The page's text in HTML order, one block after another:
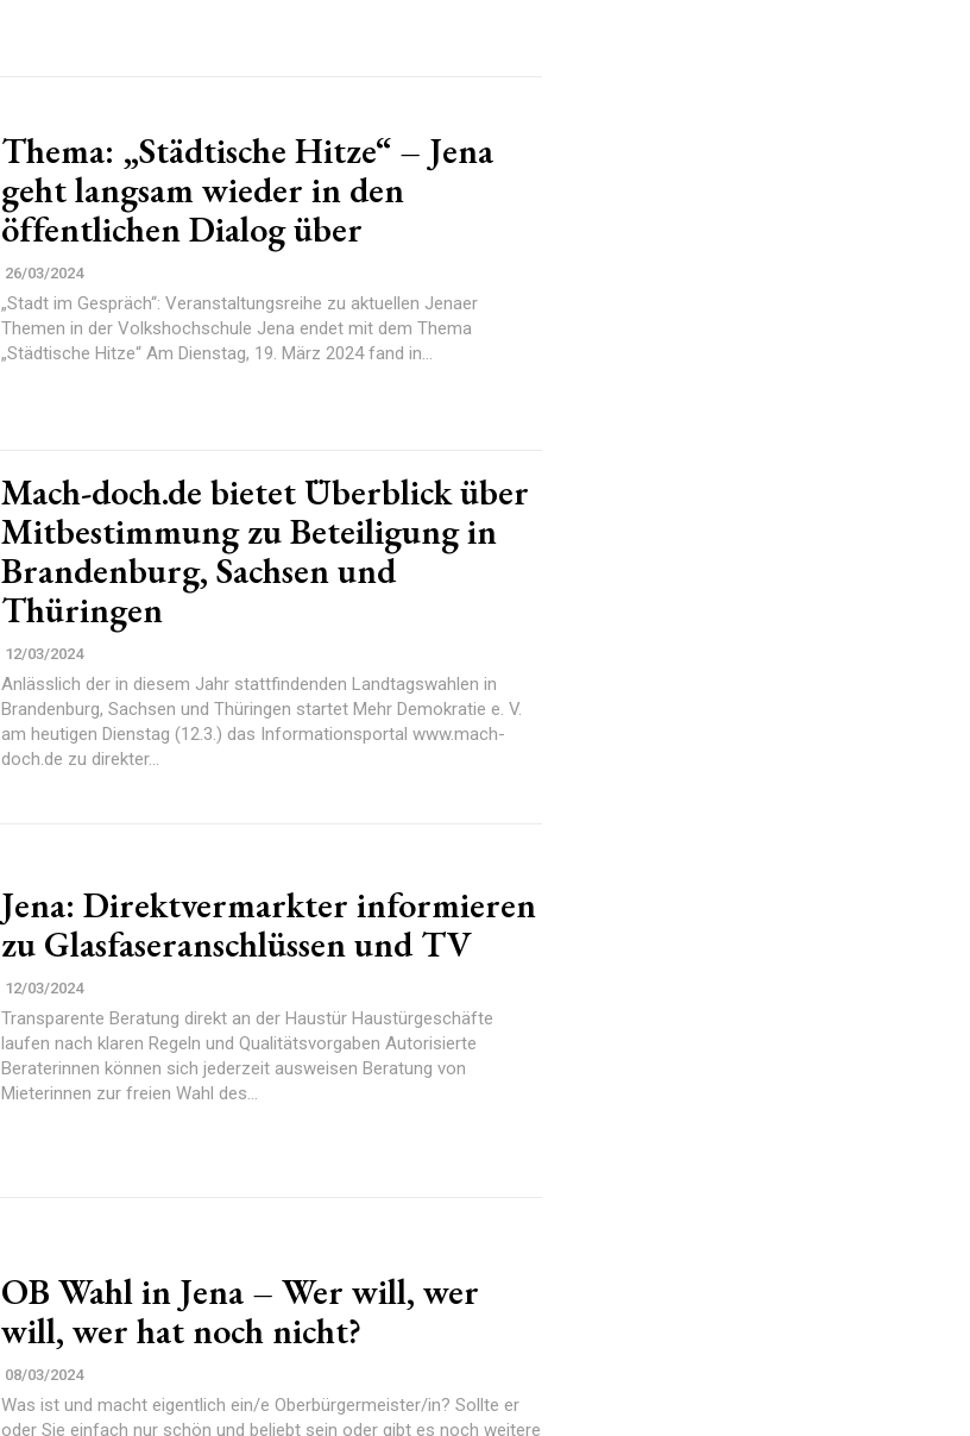
Thema: „Städtische Hitze“ – Jena
geht langsam wieder in den
öffentlichen Dialog über
26/03/2024
„Stadt im Gespräch“: Veranstaltungsreihe zu aktuellen Jenaer
Themen in der Volkshochschule Jena endet mit dem Thema
„Städtische Hitze“ Am Dienstag, 19. März 2024 fand in...
Mach-doch.de bietet Überblick über
Mitbestimmung zu Beteiligung in
Brandenburg, Sachsen und
Thüringen
12/03/2024
Anlässlich der in diesem Jahr stattfindenden Landtagswahlen in
Brandenburg, Sachsen und Thüringen startet Mehr Demokratie e. V.
am heutigen Dienstag (12.3.) das Informationsportal www.mach-
doch.de zu direkter...
Jena: Direktvermarkter informieren
zu Glasfaseranschlüssen und TV
12/03/2024
Transparente Beratung direkt an der Haustür Haustürgeschäfte
laufen nach klaren Regeln und Qualitätsvorgaben Autorisierte
Beraterinnen können sich jederzeit ausweisen Beratung von
Mieterinnen zur freien Wahl des...
OB Wahl in Jena – Wer will, wer
will, wer hat noch nicht?
08/03/2024
Was ist und macht eigentlich ein/e Oberbürgermeister/in? Sollte er
oder Sie einfach nur schön und beliebt sein oder gibt es noch weitere